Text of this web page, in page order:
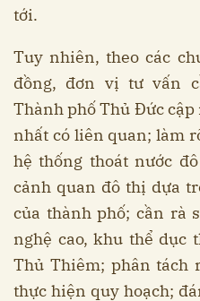
tới.
Tuy nhiên, theo các
đồng, đơn vị tư vấn
Thành phố Thủ Đức
nhất có liên quan; làm
hệ thống thoát nước
cảnh quan đô thị dựa
của thành phố; cần rà
nghệ cao, khu thể dục
Thủ Thiêm; phân tách
thực hiện quy hoạch;